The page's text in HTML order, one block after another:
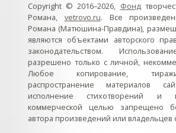
Copyright © 2016–2026, Фонд
Романа, vetrovo.ru. Все
Романа (Матюшина-Правдина),
являются объектами авторского
законодательством.
разрешено только с личной,
Любое копирование,
распространение материалов
исполнение стихотворений и
коммерческой целью запрещено
автора произведений или владельцев